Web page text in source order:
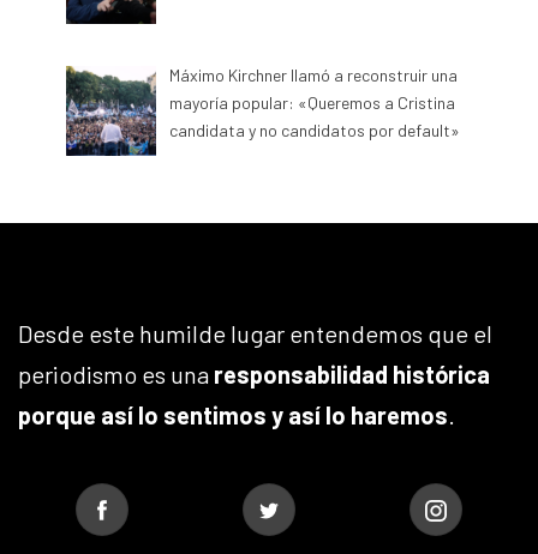
Máximo Kirchner llamó a reconstruir una
mayoría popular: «Queremos a Cristina
candidata y no candidatos por default»
Desde este humilde lugar entendemos que el
periodismo es una responsabilidad histórica
porque así lo sentimos y así lo haremos.